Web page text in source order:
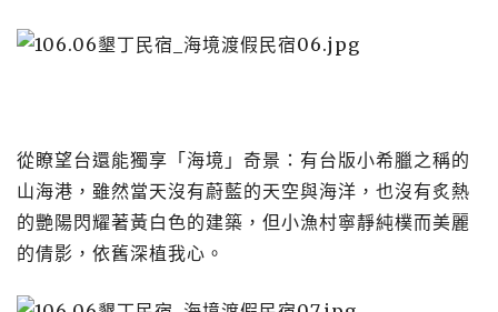
從瞭望台還能獨享「海境」奇景：有台版小希臘之稱的
山海港，雖然當天沒有蔚藍的天空與海洋，也沒有炙熱
的艷陽閃耀著黃白色的建築，但小漁村寧靜純樸而美麗
的倩影，依舊深植我心。